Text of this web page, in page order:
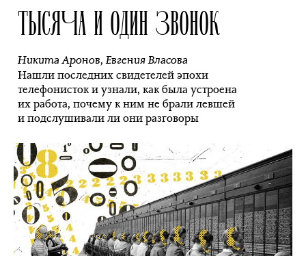
ТЫСЯЧА И ОДИН ЗВОНОК
Никита Аронов,Евгения Власова
Нашли последних свидетелей эпохи
телефонисток и узнали, как была устроена
их работа, почему к ним не брали левшей
и подслушивали ли они разговоры